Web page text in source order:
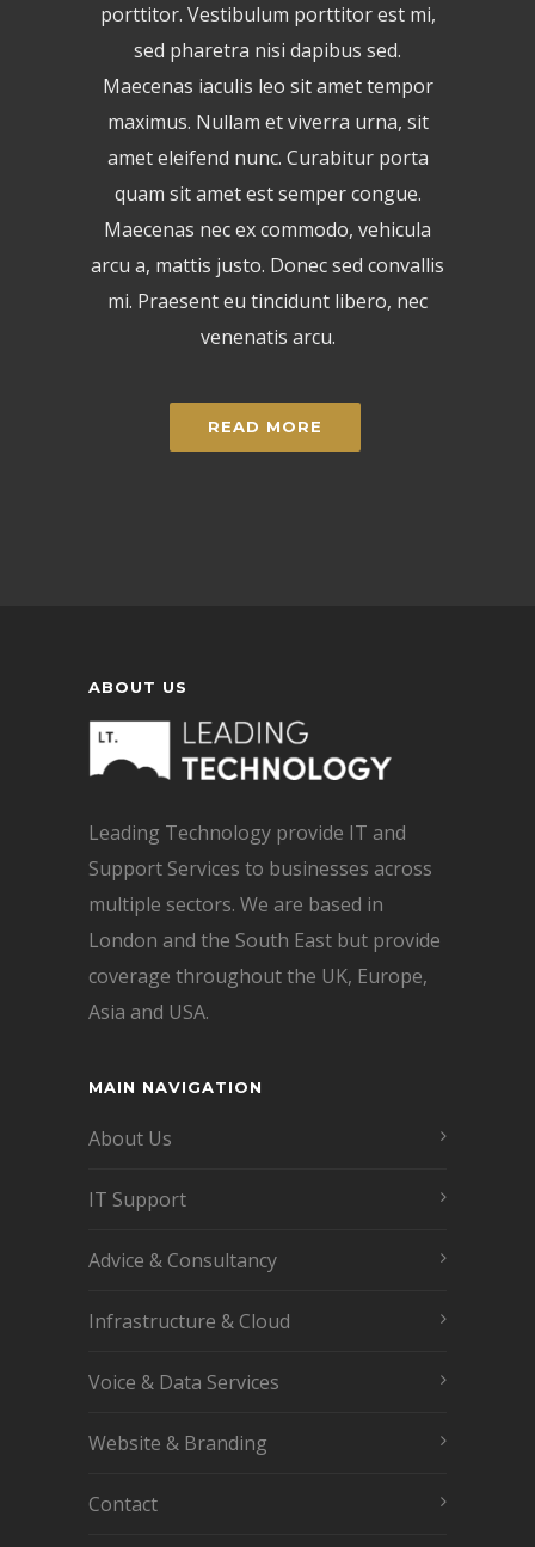
porttitor. Vestibulum porttitor est mi,
sed pharetra nisi dapibus sed.
Maecenas iaculis leo sit amet tempor
maximus. Nullam et viverra urna, sit
amet eleifend nunc. Curabitur porta
quam sit amet est semper congue.
Maecenas nec ex commodo, vehicula
arcu a, mattis justo. Donec sed convallis
mi. Praesent eu tincidunt libero, nec
venenatis arcu.
READ MORE
ABOUT US
Leading Technology provide IT and
Support Services to businesses across
multiple sectors. We are based in
London and the South East but provide
coverage throughout the UK, Europe,
Asia and USA.
MAIN NAVIGATION
About Us
IT Support
Advice & Consultancy
Infrastructure & Cloud
Voice & Data Services
Website & Branding
Contact